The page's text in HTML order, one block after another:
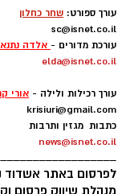
עורך ספורט: שחר כחלון
sc@isnet.co.il
עורכת מדורים - אלדה
elda@isnet.co.il
עורך רכילות ולילה - אורי
krisiuri@gmail.com
כתבות מגזין ותרבות
news@isnet.co.il
לפרסום באתר אשדוד